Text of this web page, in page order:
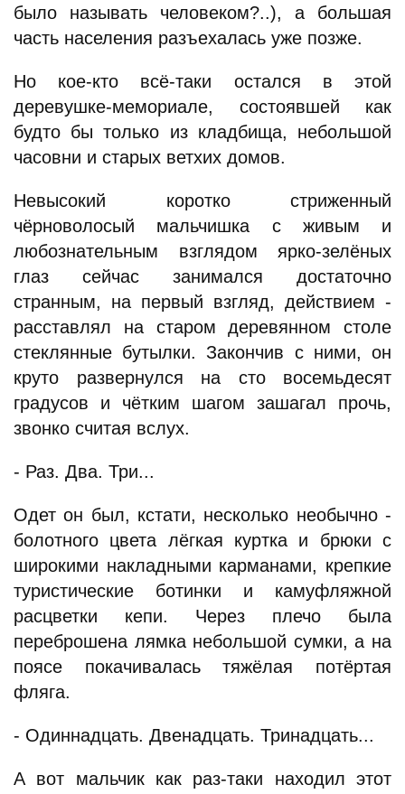
было называть человеком?..), а большая
часть населения разъехалась уже позже.
Но кое-кто всё-таки остался в этой
деревушке-мемориале, состоявшей как
будто бы только из кладбища, небольшой
часовни и старых ветхих домов.
Невысокий коротко стриженный
чёрноволосый мальчишка с живым и
любознательным взглядом ярко-зелёных
глаз сейчас занимался достаточно
странным, на первый взгляд, действием -
расставлял на старом деревянном столе
стеклянные бутылки. Закончив с ними, он
круто развернулся на сто восемьдесят
градусов и чётким шагом зашагал прочь,
звонко считая вслух.
- Раз. Два. Три...
Одет он был, кстати, несколько необычно -
болотного цвета лёгкая куртка и брюки с
широкими накладными карманами, крепкие
туристические ботинки и камуфляжной
расцветки кепи. Через плечо была
переброшена лямка небольшой сумки, а на
поясе покачивалась тяжёлая потёртая
фляга.
- Одиннадцать. Двенадцать. Тринадцать...
А вот мальчик как раз-таки находил этот